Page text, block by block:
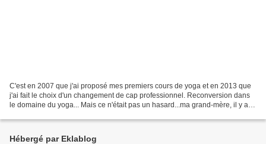
C'est en 2007 que j'ai proposé mes premiers cours de yoga et en 2013 que
j'ai fait le choix d'un changement de cap professionnel. Reconversion dans
le domaine du yoga... Mais ce n'était pas un hasard...ma grand-mère, il y a
Hébergé par Eklablog